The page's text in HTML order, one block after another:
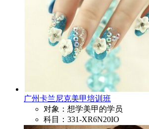
广州卡兰尼克美甲培训班
对象：想学美甲的学员
科目：331-XR6N20IO